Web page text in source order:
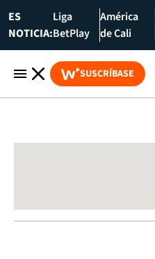
ES
NOTICIA:
Liga
BetPlay
América
de Cali
SUSCRÍBASE